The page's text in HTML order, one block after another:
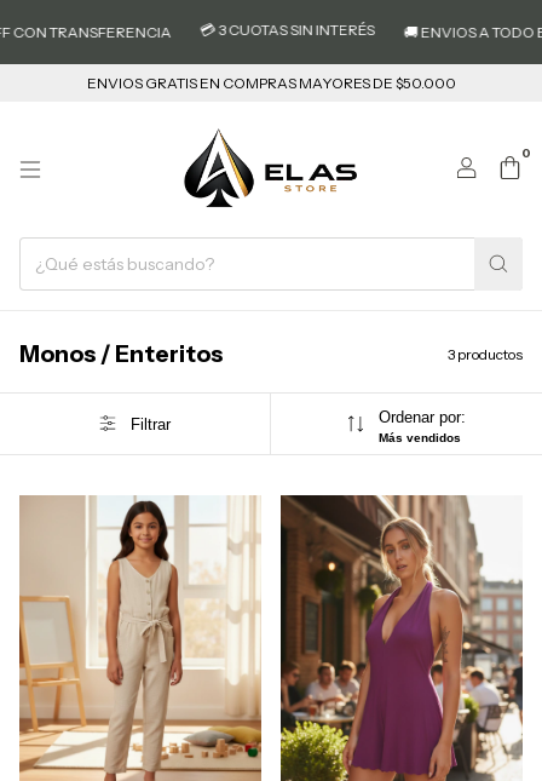
TRANSFERENCIA 💳 3 CUOTAS SIN INTERÉS 🚚 ENVIOS A TODO
ENVIOS GRATIS EN COMPRAS MAYORES DE $50.000
0
Monos / Enteritos 3 productos
Filtrar Ordenar por:
Más vendidos